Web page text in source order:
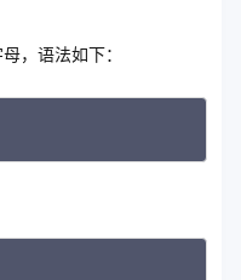
，语法如下：